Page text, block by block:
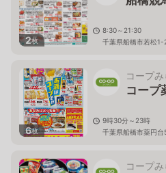
2枚
8:30～21:30
千葉県船橋市若松
6枚
コープ
コープ
9時30分～23時
千葉県船橋市薬円
コープ